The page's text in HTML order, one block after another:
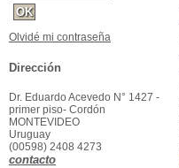
Olvidé mi contraseña
Dirección
Dr. Eduardo Acevedo N° 1427 -
primer piso- Cordón
MONTEVIDEO
Uruguay
(00598) 2408 4273
contacto